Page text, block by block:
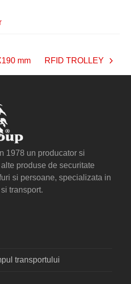
mm
next
RFID TROLLEY
1978 un producator si
produse de securitate
si persoane, specializata in
transport.
transportului